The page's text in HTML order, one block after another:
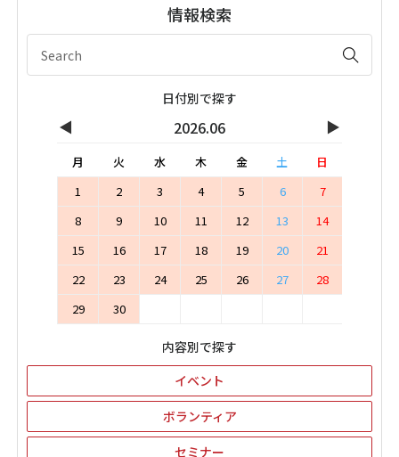
情報検索
日付別で探す
◀ 2026.06 ▶
月 火 水 木 金 土
日
1
2 3 4 5 6
7
8
9 10 11 12 13
14
15
16 17 18 19 20
21
22
23 24 25 26 27
28
29
30
内容別で探す
イベント
ボランティア
セミナー